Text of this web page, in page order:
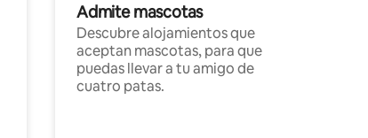
Admite mascotas
Descubre alojamientos que
aceptan mascotas, para que
puedas llevar a tu amigo de
cuatro patas.